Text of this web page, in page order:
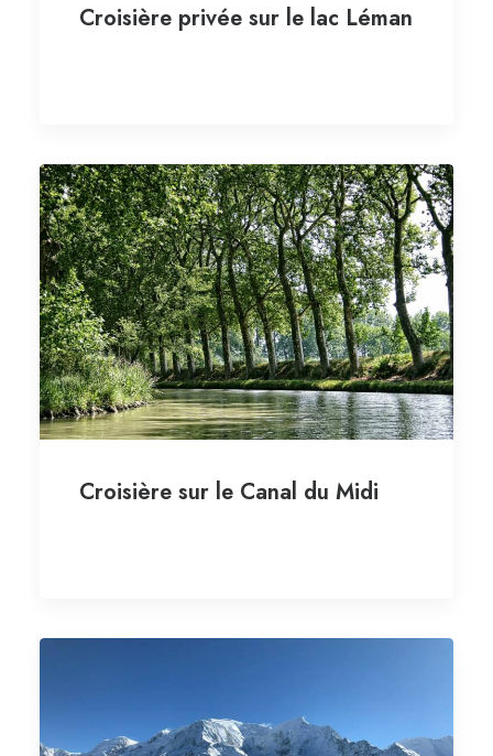
Croisière privée sur le lac Léman
Croisière sur le Canal du Midi